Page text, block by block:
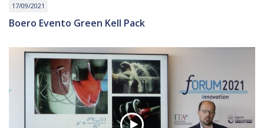
17/09/2021
Boero Evento Green Kell Pack